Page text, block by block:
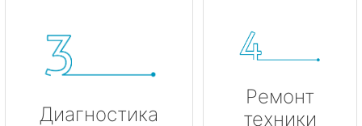
Диагностика
Ремонт
техники